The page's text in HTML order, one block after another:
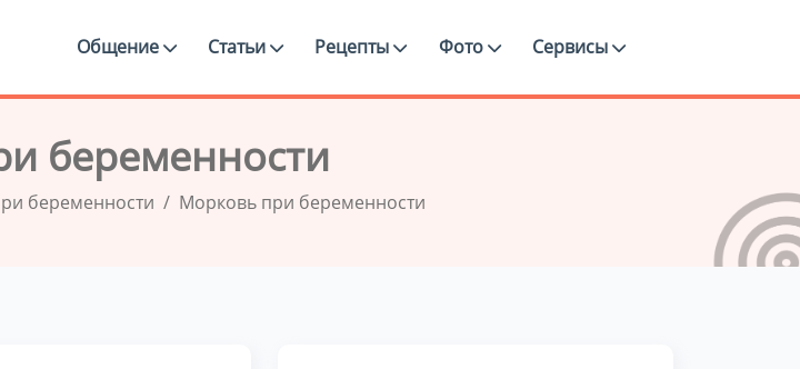
Общение Статьи Рецепты Фото Сервисы
беременности
беременности Морковь при беременности